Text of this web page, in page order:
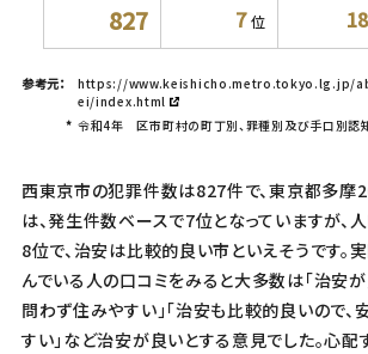
827 7位 18
参考元：
https://www.keishicho.metro.tokyo.lg.jp/
ei/index.html
* 令和4年 区市町村の町丁別、罪種別及び手口別認
西東京市の犯罪件数は827件で、東京都多摩
は、発生件数ベースで7位となっていますが、
8位で、治安は比較的良い市といえそうです。
んでいる人の口コミをみると大多数は「治安
問わず住みやすい」「治安も比較的良いので、
すい」など治安が良いとする意見でした。心配